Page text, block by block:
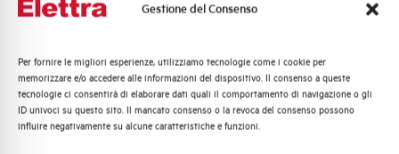
Gestione del Consenso
Per fornire le migliori esperienze, utilizziamo tecnologie come i cookie per
memorizzare e/o accedere alle informazioni del dispositivo. Il consenso a queste
tecnologie ci consentirà di elaborare dati quali il comportamento di navigazione o gli
ID univoci su questo sito. Il mancato consenso o la revoca del consenso possono
influire negativamente su alcune caratteristiche e funzioni.
Tensione di impiego max DC (V) 125
Tensione di isolamento Ui (V)
Quali argomenti ti interessano di più?
Distribuzione di Energia
Automazione Industriale